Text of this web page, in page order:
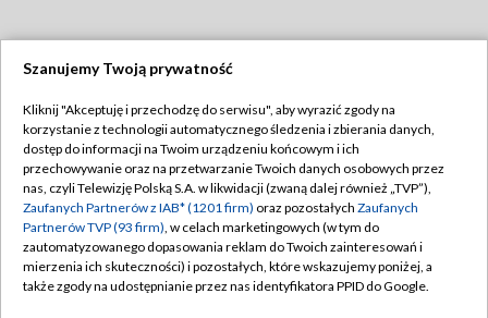
TVP
Abonament TVP
Emisja w TVP
Centrum informacji TVP
Naziemna Telewizja Cyfrowa
Regulamin TVP
Polityka prywatności
Moje zgody
Pomoc
Szanujemy Twoją prywatność
Kliknij "Akceptuję i przechodzę do serwisu", aby wyrazić zgody na
korzystanie z technologii automatycznego śledzenia i zbierania danych,
dostęp do informacji na Twoim urządzeniu końcowym i ich
przechowywanie oraz na przetwarzanie Twoich danych osobowych przez
nas, czyli Telewizję Polską S.A. w likwidacji (zwaną dalej również „TVP”),
Zaufanych Partnerów z IAB* (1201 firm) oraz pozostałych Zaufanych
Partnerów TVP (93 firm), w celach marketingowych (w tym do
zautomatyzowanego dopasowania reklam do Twoich zainteresowań i
mierzenia ich skuteczności) i pozostałych, które wskazujemy poniżej, a
także zgody na udostępnianie przez nas identyfikatora PPID do Google.